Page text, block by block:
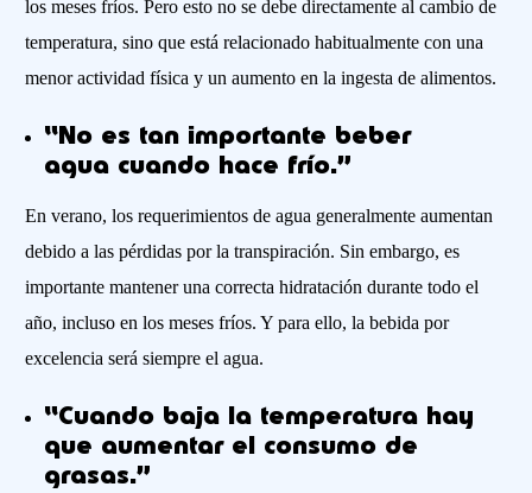
los meses fríos. Pero esto no se debe directamente al cambio de
temperatura, sino que está relacionado habitualmente con una
menor actividad física y un aumento en la ingesta de alimentos.
“No es tan importante beber
agua cuando hace frío.”
En verano, los requerimientos de agua generalmente aumentan
debido a las pérdidas por la transpiración. Sin embargo, es
importante mantener una correcta hidratación durante todo el
año, incluso en los meses fríos. Y para ello, la bebida por
excelencia será siempre el agua.
“Cuando baja la temperatura hay
que aumentar el consumo de
grasas.”